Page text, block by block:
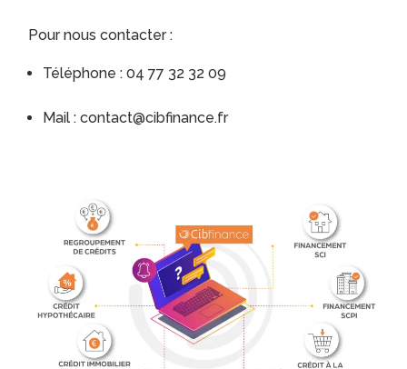
Pour nous contacter :
Téléphone : 04 77 32 32 09
Mail : contact@cibfinance.fr